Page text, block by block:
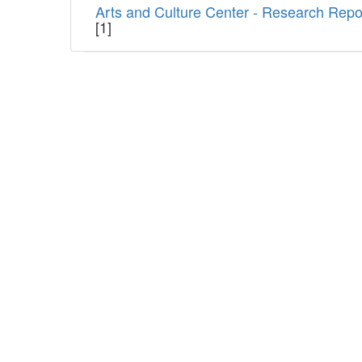
Arts and Culture Center - Research
[1]